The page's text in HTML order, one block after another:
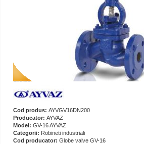
Cod produs: AYVGV16DN200
Producator: AYVAZ
Model: GV-16 AYVAZ
Categorii: Robineti industriali
Cod producator: Globe valve GV-16